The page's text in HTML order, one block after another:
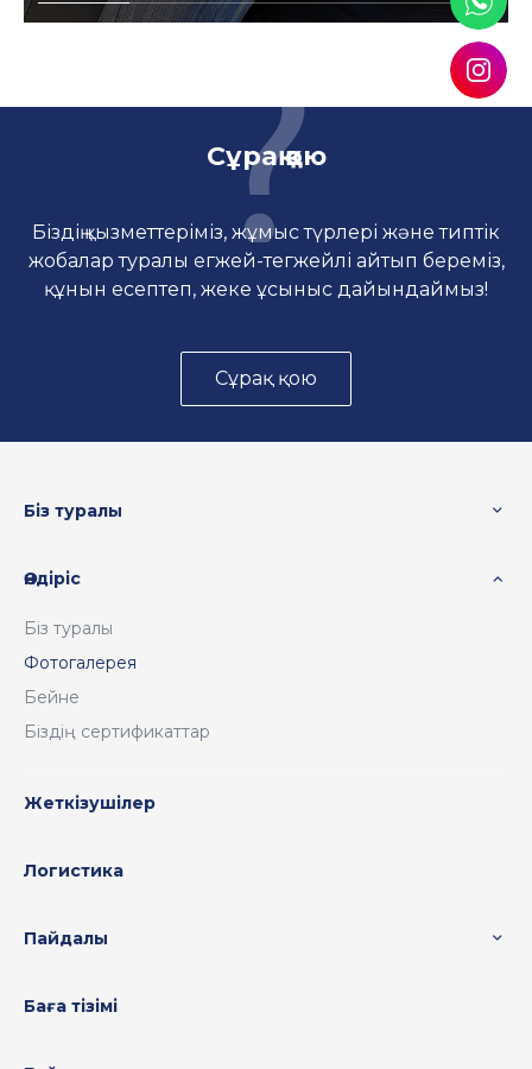
Сұрақ қою
Біздің қызметтеріміз, жұмыс түрлері және типтік
жобалар туралы егжей-тегжейлі айтып береміз,
құнын есептеп, жеке ұсыныс дайындаймыз!
Сұрақ қою
Біз туралы
Өндіріс
Біз туралы
Фотогалерея
Бейне
Біздің сертификаттар
Жеткізушілер
Логистика
Пайдалы
Баға тізімі